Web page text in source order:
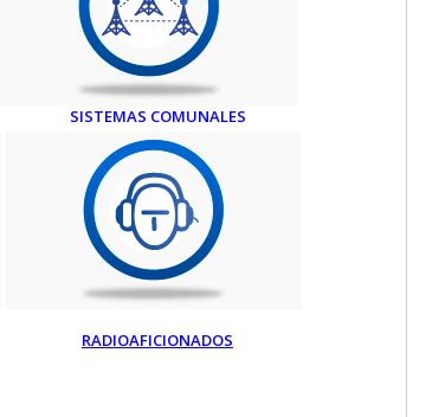
SISTEMAS COMUNALES
RADIOAFICIONADOS